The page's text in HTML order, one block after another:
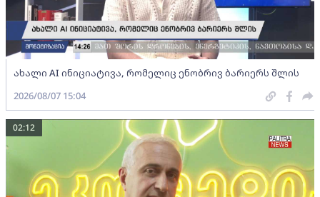
ახალი AI ინიციატივა, რომელიც ენობრივ ბარიერს შლის
2026/08/07 15:04
02:12